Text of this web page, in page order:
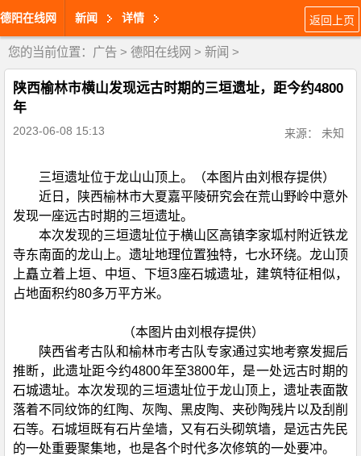
德阳在线网 新闻 详情 返回上页
您的当前位置： 广告 > 德阳在线网 > 新闻 >
陕西榆林市横山发现远古时期的三垣遗址，距今约4800
年
2023-06-08 15:13 来源： 未知
三垣遗址位于龙山山顶上。（本图片由刘根存提供）
近日，陕西榆林市大夏嘉平陵研究会在荒山野岭中意外
发现一座远古时期的三垣遗址。
本次发现的三垣遗址位于横山区高镇李家坬村附近铁龙
寺东南面的龙山上。遗址地理位置独特，七水环绕。龙山顶
上矗立着上垣、中垣、下垣3座石城遗址，建筑特征相似，
占地面积约80多万平方米。
（本图片由刘根存提供）
陕西省考古队和榆林市考古队专家通过实地考察发掘后
推断，此遗址距今约4800年至3800年，是一处远古时期的
石城遗址。本次发现的三垣遗址位于龙山顶上，遗址表面散
落着不同纹饰的红陶、灰陶、黑皮陶、夹砂陶残片以及刮削
石等。石城垣既有石片垒墙，又有石头砌筑墙，是远古先民
的一处重要聚集地，也是各个时代多次修筑的一处要冲。